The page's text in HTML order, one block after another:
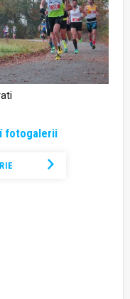
fotogalerii